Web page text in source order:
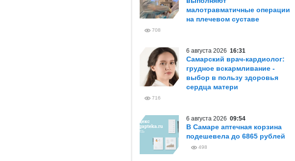
малотравматичные операции
на плечевом суставе
708
6 августа 2026 16:31
Самарский врач-кардиолог:
грудное вскармливание -
выбор в пользу здоровья
сердца матери
716
6 августа 2026 09:54
В Самаре аптечная корзина
подешевела до 6865 рублей
498